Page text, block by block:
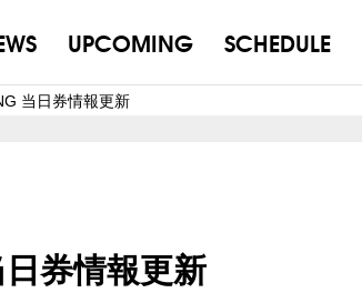
UPCOMING SCHEDULE
当日券情報更新
券情報更新